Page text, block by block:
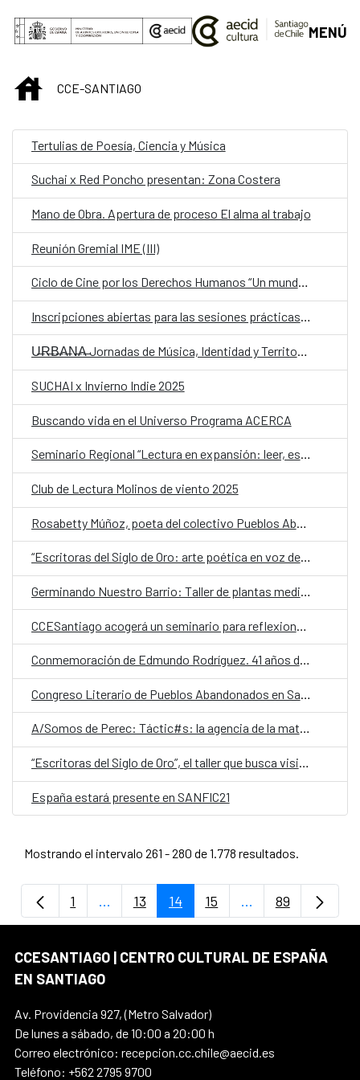
Saltar al contenido principal
MENÚ
INICIOCCE-SANTIAGO
Tertulias de Poesía, Ciencia y Música
Suchai x Red Poncho presentan: Zona Costera
Mano de Obra. Apertura de proceso El alma al trabajo
Reunión Gremial IME (III)
Ciclo de Cine por los Derechos Humanos “Un mundo en movimiento”.
Inscripciones abiertas para las sesiones prácticas para el “2do Conversatorio silencioso sobre Ecofeminismo”
SUCHAI x Invierno Indie 2025
Buscando vida en el Universo Programa ACERCA
Seminario Regional “Lectura en expansión: leer, escribir y mediar en la era digital”
Club de Lectura Molinos de viento 2025
“Escritoras del Siglo de Oro: arte poética en voz de mujer”, una clínica o taller de formación previo al IX Festival de Verso Clásico
Germinando Nuestro Barrio: Taller de plantas medicinales y ungüentos
Conmemoración de Edmundo Rodríguez. 41 años de VIH en Chile
Congreso Literario de Pueblos Abandonados en Santiago: “Lo que juramos no hacer”
A/Somos de Perec: Táctic#s: la agencia de la materia y Seno Skyring
“Escritoras del Siglo de Oro”, el taller que busca visibilizar el trabajo literario de las mujeres en los siglos XVI y XVII
España estará presente en SANFIC21
Mostrando el intervalo 261 - 280 de 1.778 resultados.
Página
1 ...Páginas intermedias Use TAB para
Página
13 Página
14 Página
15 ...PáginasPágina
89
CCESANTIAGO | CENTRO CULTURAL DE ESPAÑA
EN SANTIAGO
Av. Providencia 927, (Metro Salvador)
De lunes a sábado, de 10:00 a 20:00 h
Correo electrónico: recepcion.cc.chile@aecid.es
Teléfono: +562 2795 9700